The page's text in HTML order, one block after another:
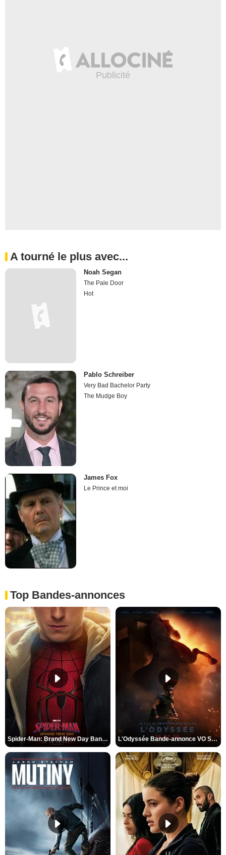
A tourné le plus avec...
Noah Segan
The Pale Door
Hot
Pablo Schreiber
Very Bad Bachelor Party
The Mudge Boy
James Fox
Le Prince et moi
Top Bandes-annonces
Spider-Man: Brand New Day Bande-annonce VO STFR L'Odyssée Bande-annonce VO STFR